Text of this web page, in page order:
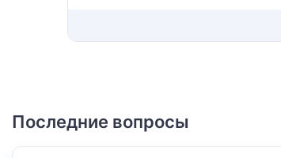
Последние вопросы